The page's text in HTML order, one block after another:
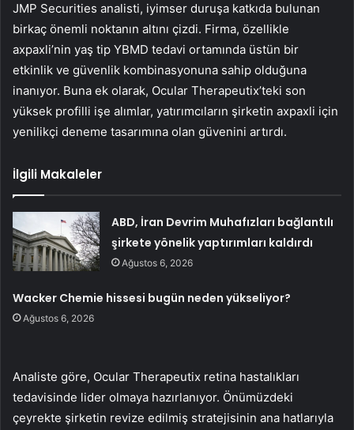
JMP Securities analisti, iyimser duruşa katkıda bulunan
birkaç önemli noktanın altını çizdi. Firma, özellikle
axpaxli’nin yaş tip YBMD tedavi ortamında üstün bir
etkinlik ve güvenlik kombinasyonuna sahip olduğuna
inanıyor. Buna ek olarak, Ocular Therapeutix’teki son
yüksek profilli işe alımlar, yatırımcıların şirketin axpaxli için
yenilikçi deneme tasarımına olan güvenini artırdı.
İlgili Makaleler
ABD, İran Devrim Muhafızları bağlantılı
şirkete yönelik yaptırımları kaldırdı
Ağustos 6, 2026
Wacker Chemie hissesi bugün neden yükseliyor?
Ağustos 6, 2026
Analiste göre, Ocular Therapeutix retina hastalıkları
tedavisinde lider olmaya hazırlanıyor. Önümüzdeki
çeyrekte şirketin revize edilmiş stratejisinin ana hatlarıyla